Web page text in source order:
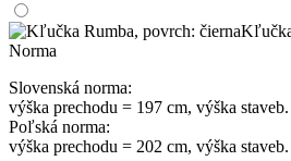
Norma
Slovenská norma:
výška prechodu = 197 cm, výška
Poľská norma:
výška prechodu = 202 cm, výška